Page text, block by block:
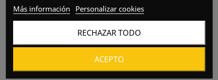
Peso kg:7,30
Peso máximo kg:25
Edad:12 meses +
Más información Personalizar cookies
RECHAZAR TODO
ACEPTO